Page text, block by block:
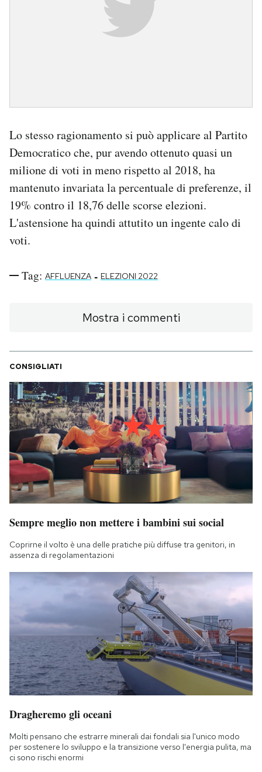
Lo stesso ragionamento si può applicare al Partito
Democratico che, pur avendo ottenuto quasi un
milione di voti in meno rispetto al 2018, ha
mantenuto invariata la percentuale di preferenze, il
19% contro il 18,76 delle scorse elezioni.
L'astensione ha quindi attutito un ingente calo di
voti.
Tag: AFFLUENZA - ELEZIONI 2022
Mostra i commenti
CONSIGLIATI
Sempre meglio non mettere i bambini sui social
Coprirne il volto è una delle pratiche più diffuse tra genitori, in
assenza di regolamentazioni
Dragheremo gli oceani
Molti pensano che estrarre minerali dai fondali sia l'unico modo
per sostenere lo sviluppo e la transizione verso l'energia pulita, ma
ci sono rischi enormi